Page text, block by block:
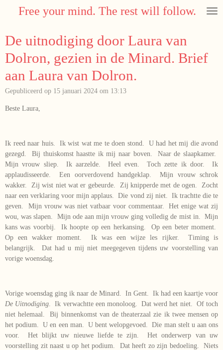
de
hoofdinhoud
Free your mind. The rest will follow.
De uitnodiging door Laura van
Dolron, gezien in de Minard. Brief
aan Laura van Dolron.
Gepubliceerd op 15 januari 2024 om 13:13
Beste Laura,
Ik reed naar huis. Ik wist wat me te doen stond. U had het mij die avond
gezegd. Bij thuiskomst haastte ik mij naar boven. Naar de slaapkamer.
Mijn vrouw sliep. Ik aarzelde. Heel even. Toch zette ik door. Ik
applaudisseerde. Een oorverdovend handgeklap. Mijn vrouw schrok
wakker. Zij wist niet wat er gebeurde. Zij knipperde met de ogen. Zocht
naar een verklaring voor mijn applaus. Die vond zij niet. Ik trachtte die te
geven. Mijn vrouw was niet vatbaar voor commentaar. Het enige wat zij
wou, was slapen. Mijn ode aan mijn vrouw ging volledig de mist in. Mijn
kans was voorbij. Ik hoopte op een herkansing. Op een beter moment.
Op een wakker moment. Ik was een wijze les rijker. Timing is
belangrijk. Dat had u mij niet meegegeven tijdens uw voorstelling van
vorige woensdag.
Vorige woensdag ging ik naar de Minard. In Gent. Ik had een kaartje voor
De Uitnodiging . Ik verwachtte een monoloog. Dat werd het niet. Of toch
niet helemaal. Bij binnenkomst van de theaterzaal zie ik twee mensen op
het podium. U en een man. U bent welopgevoed. Die man stelt u aan ons
voor. Het blijkt uw nieuwe liefde te zijn. Het onderwerp van uw
voorstelling zit naast u op het podium. Dat heeft zo zijn bedoeling. Niets